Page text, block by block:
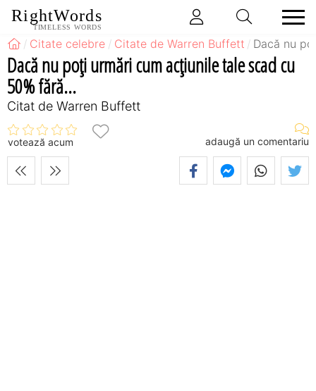
RightWords
TIMELESS WORDS
Citate celebre Citate de Warren Buffett Dacă nu
Dacă nu poţi urmări cum acţiunile tale scad cu
50% fără...
Citat de Warren Buffett
votează acum adaugă un comentariu